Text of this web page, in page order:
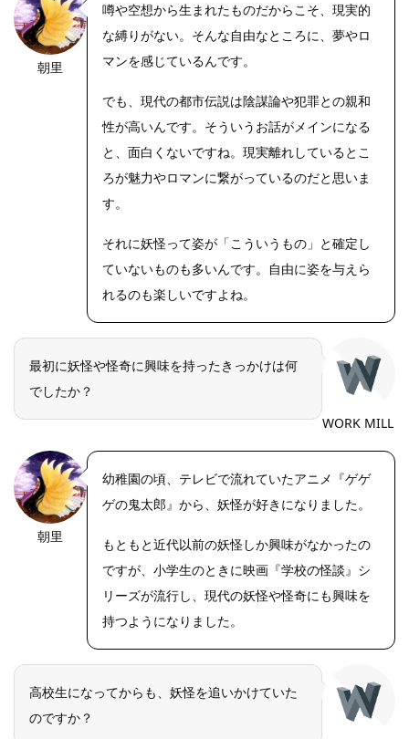
朝里
噂や空想から生まれたものだからこそ、現実的
な縛りがない。そんな自由なところに、夢やロ
マンを感じているんです。
でも、現代の都市伝説は陰謀論や犯罪との親和
性が高いんです。そういうお話がメインになる
と、面白くないですね。現実離れしているとこ
ろが魅力やロマンに繋がっているのだと思いま
す。
それに妖怪って姿が「こういうもの」と確定し
ていないものも多いんです。自由に姿を与えら
れるのも楽しいですよね。
最初に妖怪や怪奇に興味を持ったきっかけは何
でしたか？
WORK MILL
朝里
幼稚園の頃、テレビで流れていたアニメ『ゲゲ
ゲの鬼太郎』から、妖怪が好きになりました。
もともと近代以前の妖怪しか興味がなかったの
ですが、小学生のときに映画『学校の怪談』シ
リーズが流行し、現代の妖怪や怪奇にも興味を
持つようになりました。
高校生になってからも、妖怪を追いかけていた
のですか？